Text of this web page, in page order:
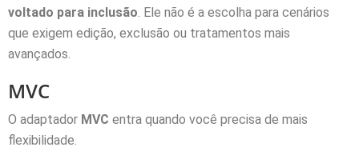
voltado para inclusão . Ele não é a escolha para cenários
que exigem edição, exclusão ou tratamentos mais
avançados.
MVC
O adaptador MVC entra quando você precisa de mais
flexibilidade.